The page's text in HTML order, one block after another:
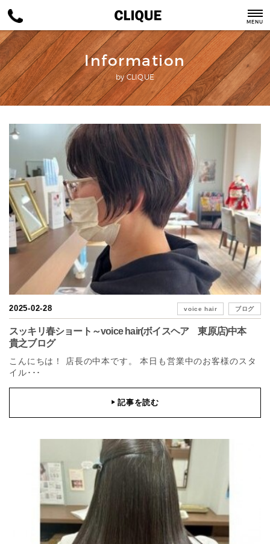
MENU
Information
by CLIQUE
2025-02-28 voice hair ブログ
スッキリ春ショート～voice hair(ボイスヘア 東原店)中本
貴之ブログ
こんにちは！ 店長の中本です。 本日も営業中のお客様のスタ
イル･･･
▶記事を読む